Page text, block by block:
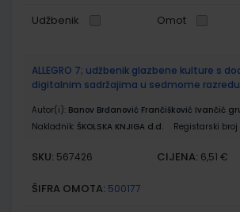
Udžbenik Omot
ALLEGRO 7; udžbenik glazbene kulture s
digitalnim sadržajima u sedmome
Autor(i): Banov Brđanović Frančišković Ivančić
Nakladnik: ŠKOLSKA KNJIGA d.d. Registarski
SKU: 567426 CIJENA: 6,51 €
ŠIFRA OMOTA: 500177